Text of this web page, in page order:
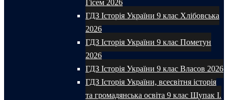
Гісем 2026
ГДЗ Історія України 9 клас Хлібовська
2026
ГДЗ Історія України 9 клас Пометун
2026
ГДЗ Історія України 9 клас Власов 2026
ГДЗ Історія України, всесвітня історія
та громадянська освіта 9 клас Щупак І.